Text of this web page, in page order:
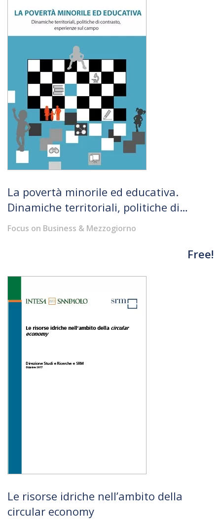
La povertà minorile ed educativa.
Dinamiche territoriali, politiche di
contrasto, esperienze sul campo
Focus on Business & Mezzogiorno
Free!
Le risorse idriche nell’ambito della
circular economy